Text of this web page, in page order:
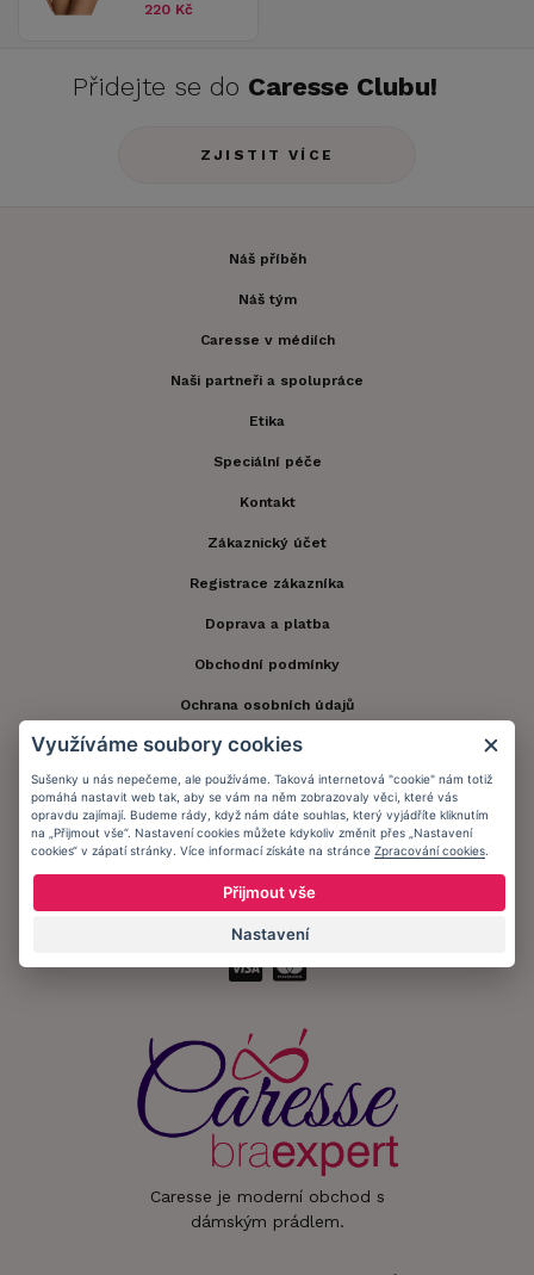
220 Kč
Přidejte se do Caresse Clubu!
ZJISTIT VÍCE
Caresse je moderní obchod s
dámským prádlem.
Náš příběh
Náš tým
Caresse v médiích
Naši partneři a spolupráce
Etika
Speciální péče
Kontakt
Zákaznický účet
Registrace zákazníka
Doprava a platba
Obchodní podmínky
Ochrana osobních údajů
Informační memorandum
Zůstaňte s námi v kontaktu.
Přijímáme platby:
Využíváme soubory cookies
Sušenky u nás nepečeme, ale používáme. Taková internetová "cookie" nám totiž
pomáhá nastavit web tak, aby se vám na něm zobrazovaly věci, které vás
opravdu zajímají. Budeme rády, když nám dáte souhlas, který vyjádříte kliknutím
na „Přijmout vše“. Nastavení cookies můžete kdykoliv změnit přes „Nastavení
cookies“ v zápatí stránky. Více informací získáte na stránce Zpracování cookies
Přijmout vše
Nastavení